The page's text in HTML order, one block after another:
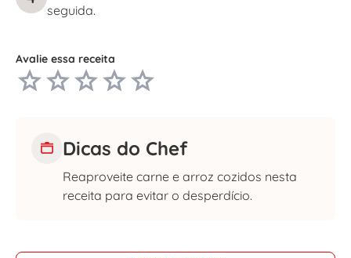
seguida.
Avalie essa receita
Dicas do Chef
Reaproveite carne e arroz cozidos nesta
receita para evitar o desperdício.